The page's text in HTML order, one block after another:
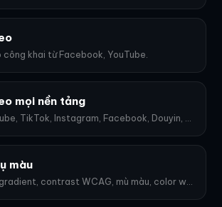
công khai từ Facebook, YouTube.
mọi nền tảng
Tải YouTube, TikTok, Instagram, Facebook, Douyin, Bilibili, X... 1600+ nền tảng, không watermark.
màu
Palette, gradient, contrast WCAG, mù màu, color wheel, export PNG. 9 công cụ.